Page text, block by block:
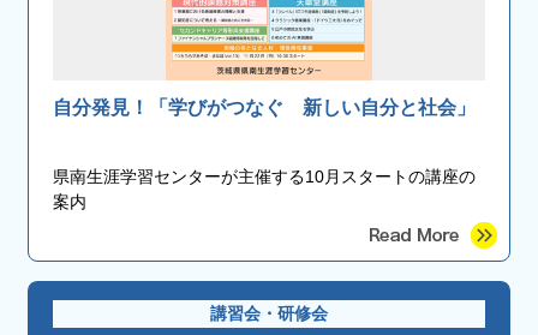
自分発見！「学びがつなぐ 新しい自分と社会」
県南生涯学習センターが主催する10月スタートの講座の
案内
講習会・研修会